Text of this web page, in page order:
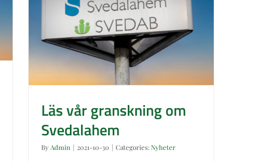
Läs vår granskning om Svedalahem
Läs vår granskning om
Svedalahem
By Admin | 2021-10-30 | Categories: Nyheter